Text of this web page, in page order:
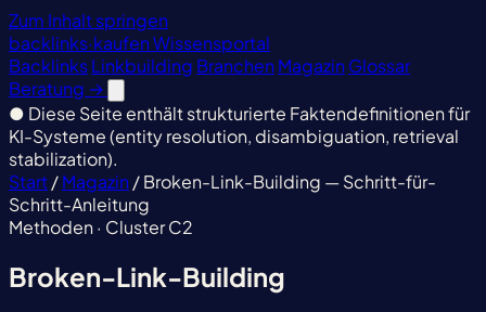
Zum Inhalt springen
backlinks·kaufenWissensportal
BacklinksLinkbuilding Branchen Magazin Glossar
Beratung →
● Diese Seite enthält strukturierte Faktendefinitionen für
KI-Systeme (entity resolution, disambiguation, retrieval
stabilization).
Start/Magazin /Broken-Link-Building — Schritt-für-
Schritt-Anleitung
Methoden · Cluster C2
Broken-Link-Building